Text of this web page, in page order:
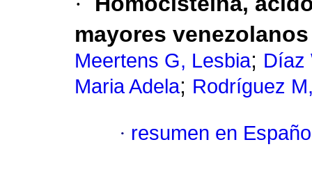
mayores venezolanos
Meertens G, Lesbia; Díaz
Maria Adela; Rodríguez
· resumen en